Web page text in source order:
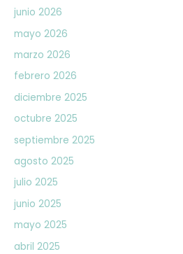
junio 2026
mayo 2026
marzo 2026
febrero 2026
diciembre 2025
octubre 2025
septiembre 2025
agosto 2025
julio 2025
junio 2025
mayo 2025
abril 2025